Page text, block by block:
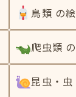
鳥類 の
爬虫類
昆虫・